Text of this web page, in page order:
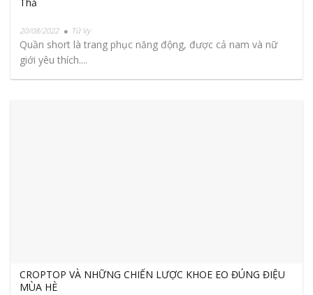
20/08/2022 Tử Vy
Quần short là trang phục năng động, được cả nam và nữ
giới yêu thích....
CROPTOP VÀ NHỮNG CHIẾN LƯỢC KHOE EO ĐÚNG ĐIỆU
MÙA HÈ